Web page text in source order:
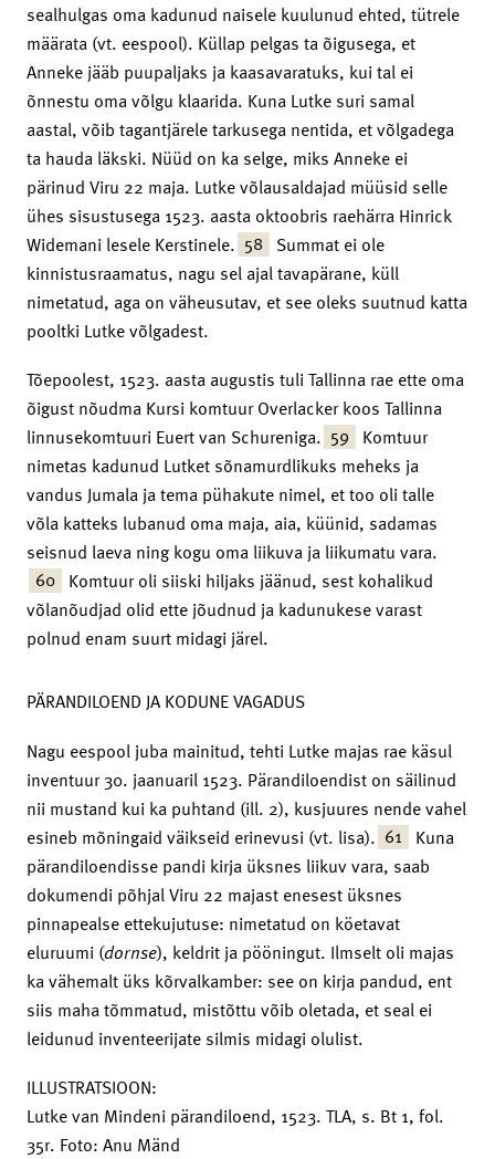
sealhulgas oma kadunud naisele kuulunud ehted, tütrele
määrata (vt. eespool). Küllap pelgas ta õigusega, et
Anneke jääb puupaljaks ja kaasavaratuks, kui tal ei
õnnestu oma võlgu klaarida. Kuna Lutke suri samal
aastal, võib tagantjärele tarkusega nentida, et võlgadega
ta hauda läkski. Nüüd on ka selge, miks Anneke ei
pärinud Viru 22 maja. Lutke võlausaldajad müüsid selle
ühes sisustusega 1523. aasta oktoobris raehärra Hinrick
Widemani lesele Kerstinele. 58 Summat ei ole
kinnistusraamatus, nagu sel ajal tavapärane, küll
nimetatud, aga on väheusutav, et see oleks suutnud katta
pooltki Lutke võlgadest.
Tõepoolest, 1523. aasta augustis tuli Tallinna rae ette oma
õigust nõudma Kursi komtuur Overlacker koos Tallinna
linnusekomtuuri Euert van Schureniga. 59 Komtuur
nimetas kadunud Lutket sõnamurdlikuks meheks ja
vandus Jumala ja tema pühakute nimel, et too oli talle
võla katteks lubanud oma maja, aia, küünid, sadamas
seisnud laeva ning kogu oma liikuva ja liikumatu vara.
60 Komtuur oli siiski hiljaks jäänud, sest kohalikud
võlanõudjad olid ette jõudnud ja kadunukese varast
polnud enam suurt midagi järel.
PÄRANDILOEND JA KODUNE VAGADUS
Nagu eespool juba mainitud, tehti Lutke majas rae käsul
inventuur 30. jaanuaril 1523. Pärandiloendist on säilinud
nii mustand kui ka puhtand (ill. 2), kusjuures nende vahel
esineb mõningaid väikseid erinevusi (vt. lisa). 61 Kuna
pärandiloendisse pandi kirja üksnes liikuv vara, saab
dokumendi põhjal Viru 22 majast enesest üksnes
pinnapealse ettekujutuse: nimetatud on köetavat
eluruumi (dornse), keldrit ja pööningut. Ilmselt oli majas
ka vähemalt üks kõrvalkamber: see on kirja pandud, ent
siis maha tõmmatud, mistõttu võib oletada, et seal ei
leidunud inventeerijate silmis midagi olulist.
ILLUSTRATSIOON:
Lutke van Mindeni pärandiloend, 1523. TLA, s. Bt 1, fol.
35r. Foto: Anu Mänd